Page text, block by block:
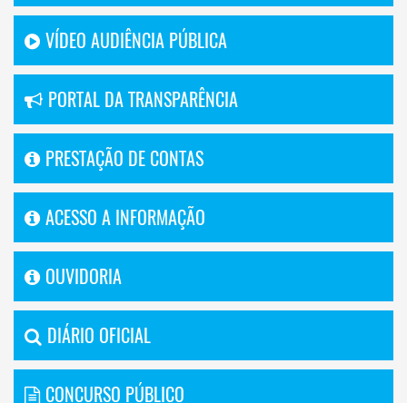
VÍDEO AUDIÊNCIA PÚBLICA
PORTAL DA TRANSPARÊNCIA
PRESTAÇÃO DE CONTAS
ACESSO A INFORMAÇÃO
OUVIDORIA
DIÁRIO OFICIAL
CONCURSO PÚBLICO